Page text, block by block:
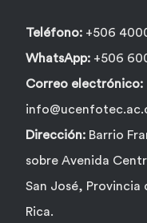
Teléfono: +506
WhatsApp: +506
Correo electrónico:
Dirección: Barrio
sobre Avenida
San José, Provincia
Rica.